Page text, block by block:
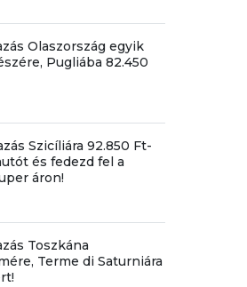
Olaszország egyik
Pugliába 82.450
Szicíliára 92.850 Ft-
és fedezd fel a
áron!
Toszkána
Terme di Saturniára